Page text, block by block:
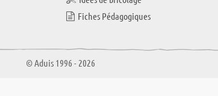
Fiches Pédagogiques
© Aduis 1996 - 2026